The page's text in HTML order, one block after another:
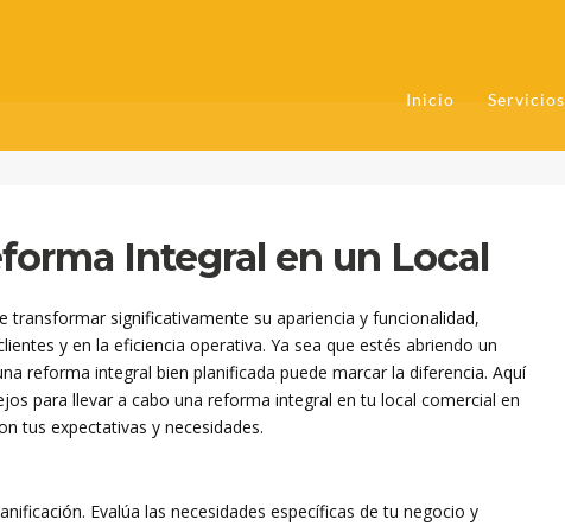
Inicio Servicios
Integral en un Local
transformar significativamente su apariencia y funcionalidad,
y en la eficiencia operativa. Ya sea que estés abriendo un
reforma integral bien planificada puede marcar la diferencia. Aquí
para llevar a cabo una reforma integral en tu local comercial en
tus expectativas y necesidades.
Evalúa las necesidades específicas de tu negocio y